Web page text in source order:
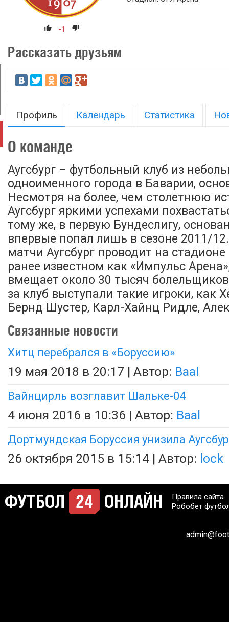
-1
Рассказать друзьям
Профиль Календарь Статистика
О команде
Аугсбург – футбольный клуб из
одноименного города в Баварии,
Несмотря на более, чем столетнюю
Аугсбург яркими успехами
тому же, в первую Бундеслигу,
впервые попал лишь в сезоне 2011/
матчи Аугсбург проводит на
ранее известном как «Импульс
вмещает около 30 тысяч
за клуб выступали такие игроки, как
Бернд Шустер, Карл-Хайнц Ридле,
Связанные новости
Хитц перебрался в «Боруссию»
19 мая 2018 в 20:17 | Автор: Baal
Вайнцирль возглавит Шальке-04
4 июня 2016 в 10:36 | Автор: Baal
Дортмундская Боруссия унизила
26 октября 2015 в 15:14 | Автор: lock
Правила сайта
Робобет